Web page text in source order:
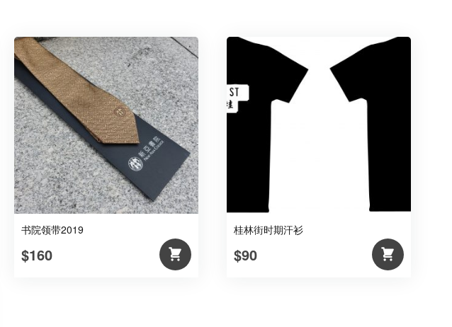
盒
数
量
书院领带2019
$160
桂林街时期汗衫
$90